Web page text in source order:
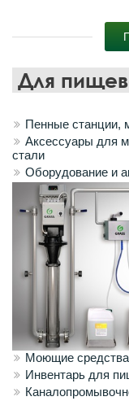
Для
Пенные станции,
Аксессуары для
стали
Оборудование и
Моющие
Инвентарь для